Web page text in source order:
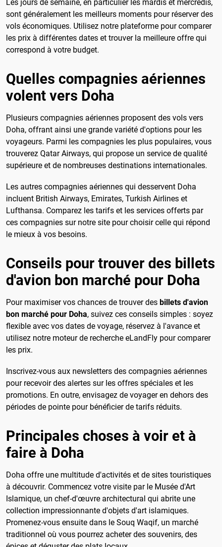
Les jours de semaine, en particulier les mardis et mercredis,
sont généralement les meilleurs moments pour réserver des
vols économiques. Utilisez notre plateforme pour comparer
les prix à différentes dates et trouver la meilleure offre qui
correspond à votre budget.
Quelles compagnies aériennes
volent vers Doha
Plusieurs compagnies aériennes proposent des vols vers
Doha, offrant ainsi une grande variété d'options pour les
voyageurs. Parmi les compagnies les plus populaires, vous
trouverez Qatar Airways, qui propose un service de qualité
supérieure et de nombreuses destinations internationales.
Les autres compagnies aériennes qui desservent Doha
incluent British Airways, Emirates, Turkish Airlines et
Lufthansa. Comparez les tarifs et les services offerts par
ces compagnies sur notre site pour choisir celle qui répond
le mieux à vos besoins.
Conseils pour trouver des billets
d'avion bon marché pour Doha
Pour maximiser vos chances de trouver des billets d'avion
bon marché pour Doha, suivez ces conseils simples : soyez
flexible avec vos dates de voyage, réservez à l'avance et
utilisez notre moteur de recherche eLandFly pour comparer
les prix.
Inscrivez-vous aux newsletters des compagnies aériennes
pour recevoir des alertes sur les offres spéciales et les
promotions. En outre, envisagez de voyager en dehors des
périodes de pointe pour bénéficier de tarifs réduits.
Principales choses à voir et à
faire à Doha
Doha offre une multitude d'activités et de sites touristiques
à découvrir. Commencez votre visite par le Musée d'Art
Islamique, un chef-d'œuvre architectural qui abrite une
collection impressionnante d'objets d'art islamiques.
Promenez-vous ensuite dans le Souq Waqif, un marché
traditionnel où vous pourrez acheter des souvenirs, des